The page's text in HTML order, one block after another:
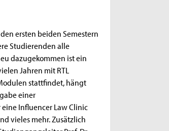
ersten beiden Semestern
Studierenden alle
dazugekommen ist ein
Jahren mit RTL
stattfindet, hängt
einer
Influencer Law Clinic
vieles mehr. Zusätzlich